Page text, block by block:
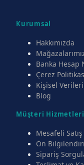
Kurumsal
Hakkımızda
Banka Hesap
Çerez
Kişisel
Blog
Müşteri Hizmetleri
Mesafeli
Ön
Sipariş